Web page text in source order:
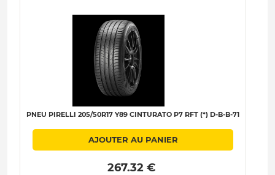
PNEU PIRELLI 205/50R17 Y89 CINTURATO P7 RFT (*) D-B-B-71
AJOUTER AU PANIER
267.32 €